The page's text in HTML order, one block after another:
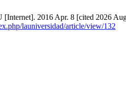
[Internet]. 2016 Apr. 8 [cited 2026
launiversidad/article/view/132